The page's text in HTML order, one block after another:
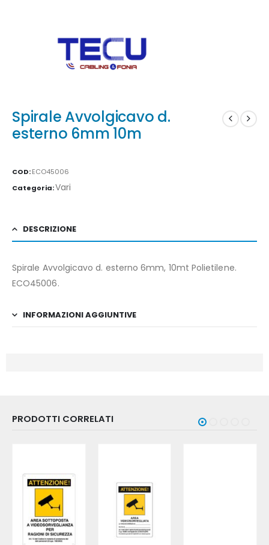
Spirale Avvolgicavo d.
esterno 6mm 10m
COD:ECO45006
Categoria:Vari
DESCRIZIONE
Spirale Avvolgicavo d. esterno 6mm, 10mt Polietilene.
ECO45006.
INFORMAZIONI AGGIUNTIVE
PRODOTTI CORRELATI